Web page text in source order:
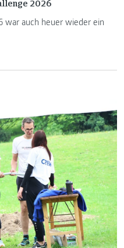
2026
war auch heuer wieder ein